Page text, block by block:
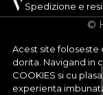
Acest site
dorita. Navigand in
COOKIES si cu
experienta
Spedizione e resi
©